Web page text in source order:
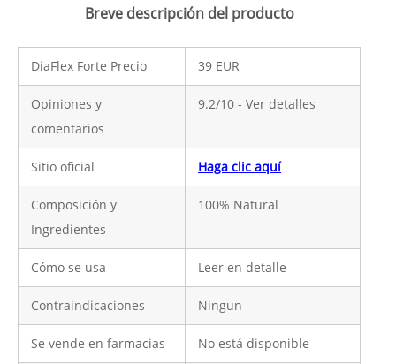
Breve descripción del producto
DiaFlex Forte Precio 39 EUR
Opiniones y
comentarios
9.2/10 - Ver detalles
Sitio oficial Haga clic aquí
Composición y
Ingredientes
100% Natural
Cómo se usa Leer en detalle
Contraindicaciones Ningun
Se vende en farmacias No está disponible